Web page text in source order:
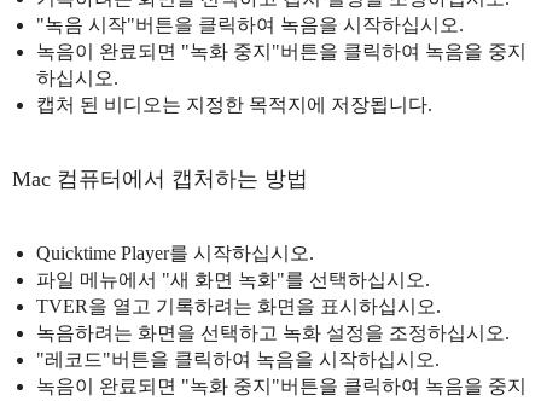
"녹음 시작"버튼을 클릭하여 녹음을 시작하십시오.
녹음이 완료되면 "녹화 중지"버튼을 클릭하여 녹음을 중지
하십시오.
캡처 된 비디오는 지정한 목적지에 저장됩니다.
Mac 컴퓨터에서 캡처하는 방법
Quicktime Player를 시작하십시오.
파일 메뉴에서 "새 화면 녹화"를 선택하십시오.
TVER을 열고 기록하려는 화면을 표시하십시오.
녹음하려는 화면을 선택하고 녹화 설정을 조정하십시오.
"레코드"버튼을 클릭하여 녹음을 시작하십시오.
녹음이 완료되면 "녹화 중지"버튼을 클릭하여 녹음을 중지